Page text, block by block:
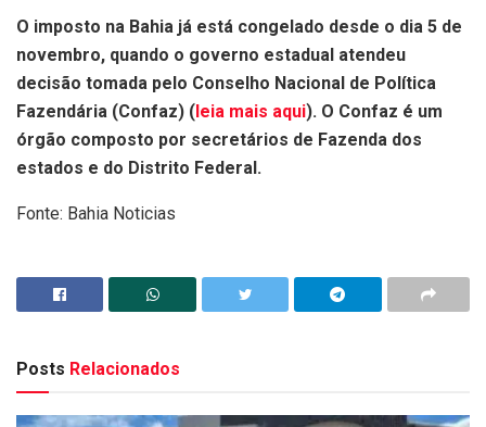
O imposto na Bahia já está congelado desde o dia 5 de
novembro, quando o governo estadual atendeu
decisão tomada pelo Conselho Nacional de Política
Fazendária (Confaz) (leia mais aqui). O Confaz é um
órgão composto por secretários de Fazenda dos
estados e do Distrito Federal.
Fonte: Bahia Noticias
Posts Relacionados